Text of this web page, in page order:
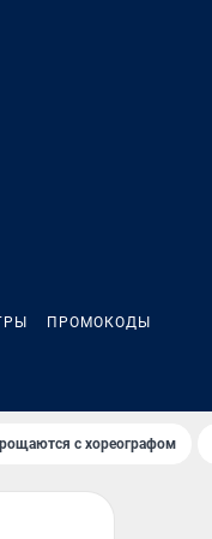
ПРОМОКОДЫ
с хореографом